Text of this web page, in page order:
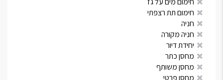
חימום תת רצפתי
חניה
חניה מקורה
יחידת דיור
מחסן כתר
מחסן משותף
מחסן פרטי